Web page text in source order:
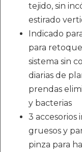
tejido, sin
estirado
Indicado
para
sistema sin
diarias de
prendas
y bacterias
3 accesorios
gruesos y
pinza para